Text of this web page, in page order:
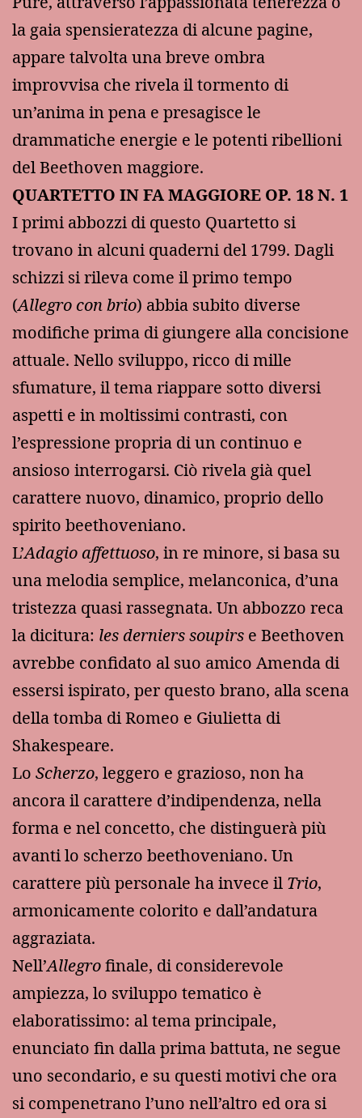
la gaia spensieratezza di alcune pagine,
appare talvolta una breve ombra
improvvisa che rivela il tormento di
un’anima in pena e presagisce le
drammatiche energie e le potenti ribellioni
del Beethoven maggiore.
QUARTETTO IN FA MAGGIORE OP. 18 N. 1
I primi abbozzi di questo Quartetto si
trovano in alcuni quaderni del 1799. Dagli
schizzi si rileva come il primo tempo
(Allegro con brio) abbia subito diverse
modifiche prima di giungere alla concisione
attuale. Nello sviluppo, ricco di mille
sfumature, il tema riappare sotto diversi
aspetti e in moltissimi contrasti, con
l’espressione propria di un continuo e
ansioso interrogarsi. Ciò rivela già quel
carattere nuovo, dinamico, proprio dello
spirito beethoveniano.
L’Adagio affettuoso, in re minore, si basa su
una melodia semplice, melanconica, d’una
tristezza quasi rassegnata. Un abbozzo reca
la dicitura: les derniers soupirs e Beethoven
avrebbe confidato al suo amico Amenda di
essersi ispirato, per questo brano, alla scena
della tomba di Romeo e Giulietta di
Shakespeare.
Lo Scherzo, leggero e grazioso, non ha
ancora il carattere d’indipendenza, nella
forma e nel concetto, che distinguerà più
avanti lo scherzo beethoveniano. Un
carattere più personale ha invece il Trio,
armonicamente colorito e dall’andatura
aggraziata.
Nell’Allegrofinale, di considerevole
ampiezza, lo sviluppo tematico è
elaboratissimo: al tema principale,
enunciato fin dalla prima battuta, ne segue
uno secondario, e su questi motivi che ora
si compenetrano l’uno nell’altro ed ora si